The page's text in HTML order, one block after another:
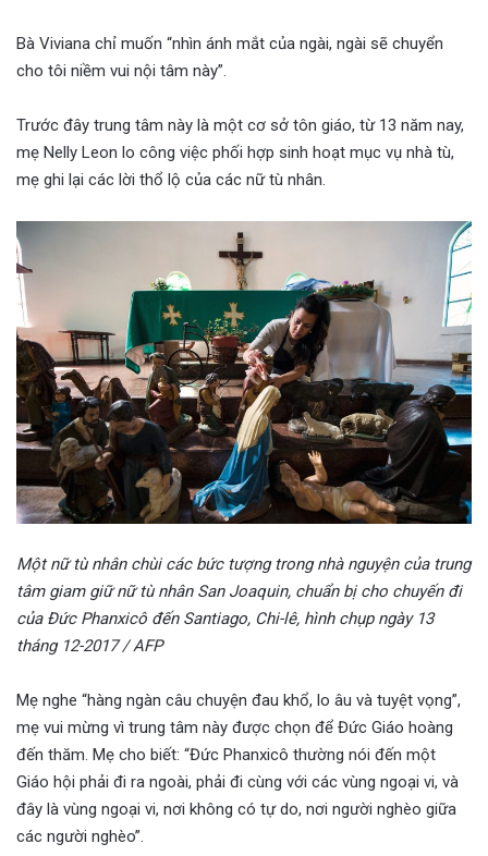
Bà Viviana chỉ muốn “nhìn ánh mắt của ngài, ngài sẽ chuyển
cho tôi niềm vui nội tâm này”.
Trước đây trung tâm này là một cơ sở tôn giáo, từ 13 năm nay,
mẹ Nelly Leon lo công việc phối hợp sinh hoạt mục vụ nhà tù,
mẹ ghi lại các lời thổ lộ của các nữ tù nhân.
Một nữ tù nhân chùi các bức tượng trong nhà nguyện của trung
tâm giam giữ nữ tù nhân San Joaquin, chuẩn bị cho chuyến đi
của Đức Phanxicô đến Santiago, Chi-lê, hình chụp ngày 13
tháng 12-2017 / AFP
Mẹ nghe “hàng ngàn câu chuyện đau khổ, lo âu và tuyệt vọng”,
mẹ vui mừng vì trung tâm này được chọn để Đức Giáo hoàng
đến thăm. Mẹ cho biết: “Đức Phanxicô thường nói đến một
Giáo hội phải đi ra ngoài, phải đi cùng với các vùng ngoại vi, và
đây là vùng ngoại vi, nơi không có tự do, nơi người nghèo giữa
các người nghèo”.